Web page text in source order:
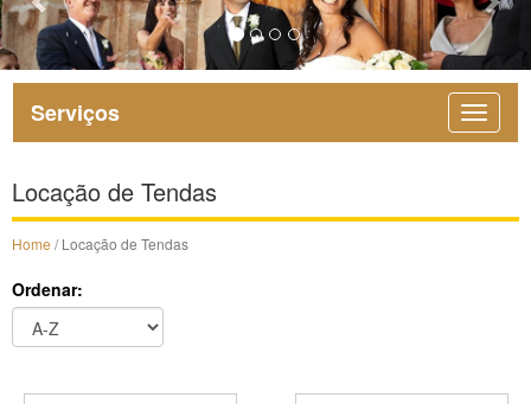
Serviços
Locação de Tendas
Home / Locação de Tendas
Ordenar: